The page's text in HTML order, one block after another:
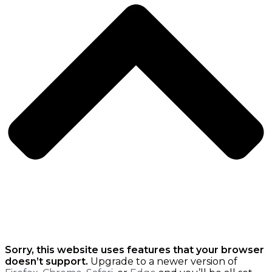
Sorry, this website uses features that your browser
doesn’t support. Upgrade to a newer version of